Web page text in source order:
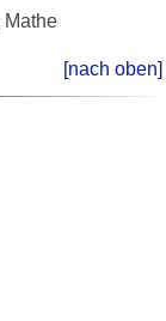
[nach oben]